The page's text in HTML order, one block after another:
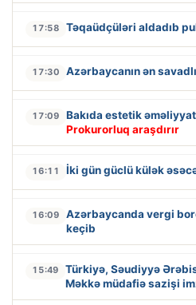
17:58 Təqaüdçüləri aldadıb
17:30 Azərbaycanın ən
17:09 Bakıda estetik
Prokurorluq araşdırır
16:11 İki gün güclü külək
16:09
Azərbaycanda vergi
keçib
15:49
Türkiyə, Səudiyyə
Məkkə müdafiə sazişi